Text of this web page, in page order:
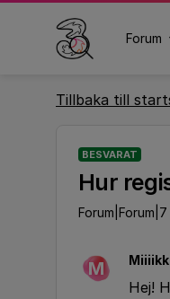
Forum
Tillbaka till
BESVARAT
Hur
M
Hej!